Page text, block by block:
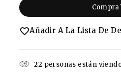
Compra
Añadir A La Lista De
22 personas están